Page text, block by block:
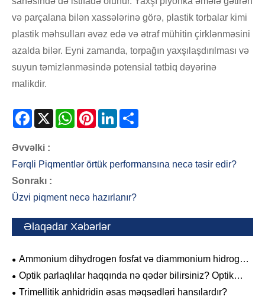
və parçalana bilən xassələrinə görə, plastik torbalar kimi
plastik məhsulları əvəz edə və ətraf mühitin çirklənməsini
azalda bilər. Eyni zamanda, torpağın yaxşılaşdırılması və
suyun təmizlənməsində potensial tətbiq dəyərinə
malikdir.
Facebook
X WhatsAppPinterestLinkedIn
Əvvəlki :
Fərqli Piqmentlər örtük performansına necə təsir edir?
Sonrakı :
Üzvi piqment necə hazırlanır?
Əlaqədar Xəbərlər
Ammonium dihydrogen fosfat və diammonium hidrogen
fosfatı arasındakı fərqlər nələrdir?
Optik parlaqlılar haqqında nə qədər bilirsiniz? Optik
parlaqlılar populyar elm
Trimellitik anhidridin əsas məqsədləri hansılardır?